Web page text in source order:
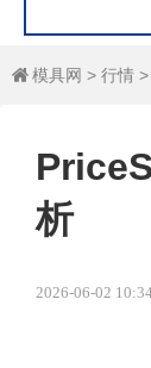
 模具网 > 行情
析
2026-06-02